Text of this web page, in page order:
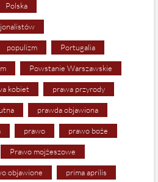
Polska
populizm Portugalia
Powstanie Warszawskie
kobiet prawa przyrody
prawda objawiona
prawo prawo boże
Prawo mojżeszowe
objawione prima aprilis